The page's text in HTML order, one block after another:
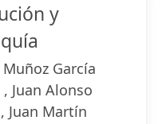
y
Muñoz García
Juan Alonso
Juan Martín